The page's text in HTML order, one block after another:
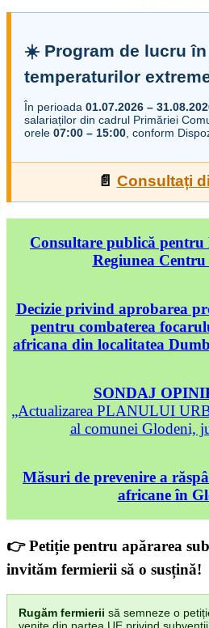
☀️ Program de lucru
temperaturilor
În perioada 01.07.2026 –
salariaților din cadrul Primăriei
orele 07:00 – 15:00 , conform
📄 Consultați
Consultare publică pentru
Regiunea
Decizie privind aprobarea
pentru combaterea
africana din localitatea
SONDAJ
„Actualizarea PLANULUI
al comunei Glodeni,
Măsuri de prevenire a
africane în
👉 Petiție pentru apărarea
invităm fermierii să o susțină!
Rugăm fermierii să semneze o
venite din partea UE privind